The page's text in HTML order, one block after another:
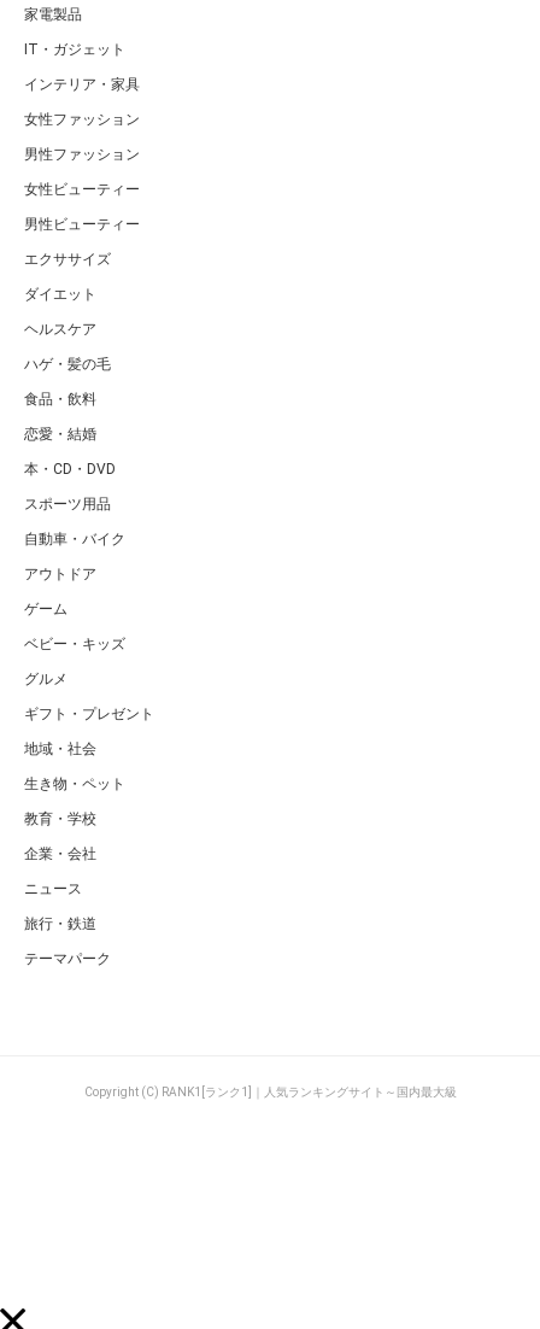
家電製品
IT・ガジェット
インテリア・家具
女性ファッション
男性ファッション
女性ビューティー
男性ビューティー
エクササイズ
ダイエット
ヘルスケア
ハゲ・髪の毛
食品・飲料
恋愛・結婚
本・CD・DVD
スポーツ用品
自動車・バイク
アウトドア
ゲーム
ベビー・キッズ
グルメ
ギフト・プレゼント
地域・社会
生き物・ペット
教育・学校
企業・会社
ニュース
旅行・鉄道
テーマパーク
Copyright (C) RANK1[ランク1]｜人気ランキングサイト～国内最大級